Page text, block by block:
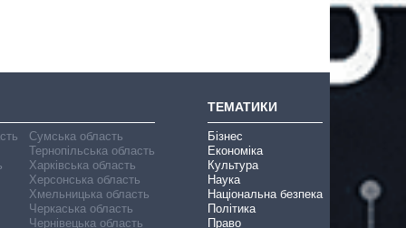
Сумська область
Тернопільська область
Харківська область
Херсонська область
Хмельницька область
Черкаська область
Чернівецька область
ТЕМАТИКИ
Бізнес
Економіка
Культура
Наука
Національна безпека
Політика
Право